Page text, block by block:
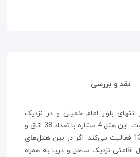
نقد و بررسی
انتهای بلوار امام خمینی و در نزدیک
ساحل قرار گرفته است. این هتل 4 ستاره با تعداد 38 اتاق و
هتل‌های
اقامتی نزدیک ساحل و دریا به همراه